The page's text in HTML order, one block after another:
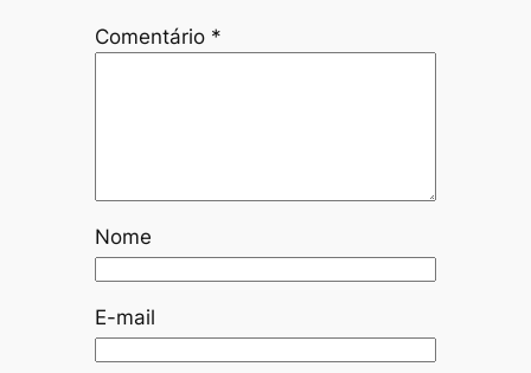
Comentário *
Nome
E-mail